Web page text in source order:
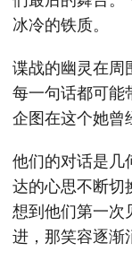
冰冷的铁质。
谍战的幽灵在周
每一句话都可能
企图在这个她曾
他们的对话是几
达的心思不断切
想到他们第一次
进，那笑容逐渐